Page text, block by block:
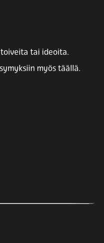
tai ideoita.
myös täällä.